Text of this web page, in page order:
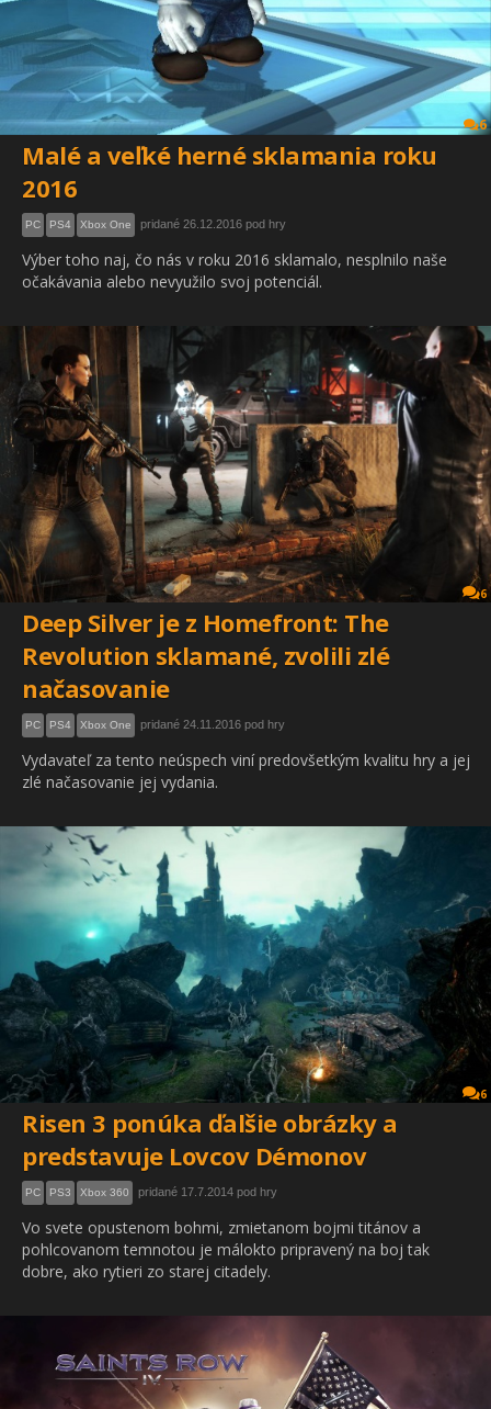
6
Malé a veľké herné sklamania roku
2016
PC PS4 Xbox One pridané 26.12.2016 pod hry
Výber toho naj, čo nás v roku 2016 sklamalo, nesplnilo naše
očakávania alebo nevyužilo svoj potenciál.
6
Deep Silver je z Homefront: The
Revolution sklamané, zvolili zlé
načasovanie
PC PS4 Xbox One pridané 24.11.2016 pod hry
Vydavateľ za tento neúspech viní predovšetkým kvalitu hry a jej
zlé načasovanie jej vydania.
6
Risen 3 ponúka ďalšie obrázky a
predstavuje Lovcov Démonov
PC PS3 Xbox 360 pridané 17.7.2014 pod hry
Vo svete opustenom bohmi, zmietanom bojmi titánov a
pohlcovanom temnotou je málokto pripravený na boj tak
dobre, ako rytieri zo starej citadely.